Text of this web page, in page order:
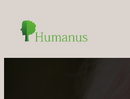
obsah